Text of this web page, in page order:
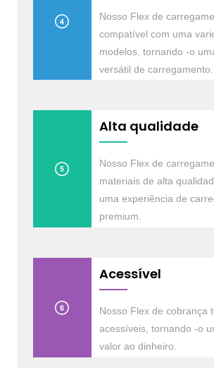
Nosso Flex de
compatível com uma
modelos, tornando -o
versátil de carregamento.
Alta qualidade
Nosso Flex de
materiais de alta
uma experiência de
premium.
Acessível
Nosso Flex de cobrança
acessíveis, tornando -o
valor ao dinheiro.